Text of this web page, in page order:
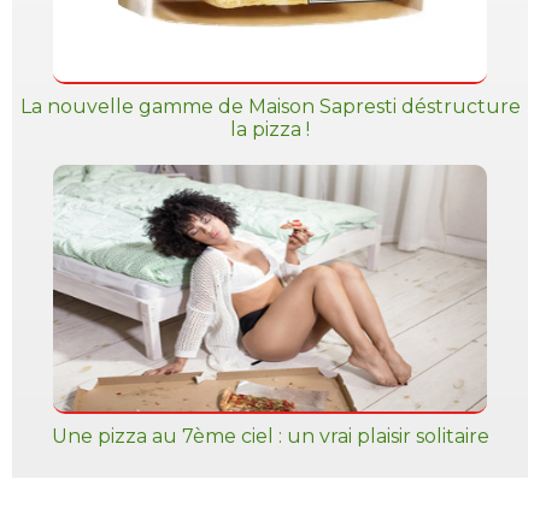
La nouvelle gamme de Maison Sapresti déstructure
la pizza !
Une pizza au 7ème ciel : un vrai plaisir solitaire